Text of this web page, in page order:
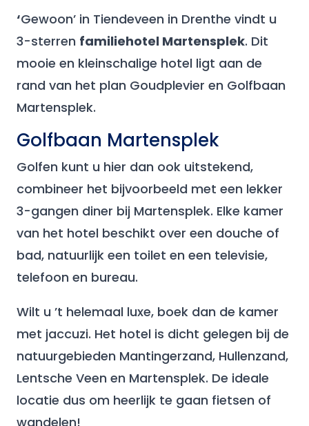
‘Gewoon’ in Tiendeveen in Drenthe vindt u
3-sterren familiehotel Martensplek. Dit
mooie en kleinschalige hotel ligt aan de
rand van het plan Goudplevier en Golfbaan
Martensplek.
Golfbaan Martensplek
Golfen kunt u hier dan ook uitstekend,
combineer het bijvoorbeeld met een lekker
3-gangen diner bij Martensplek. Elke kamer
van het hotel beschikt over een douche of
bad, natuurlijk een toilet en een televisie,
telefoon en bureau.
Wilt u ’t helemaal luxe, boek dan de kamer
met jaccuzi. Het hotel is dicht gelegen bij de
natuurgebieden Mantingerzand, Hullenzand,
Lentsche Veen en Martensplek. De ideale
locatie dus om heerlijk te gaan fietsen of
wandelen!